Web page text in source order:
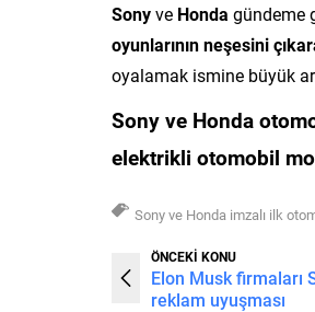
Sonyve Honda gündeme
oyunlarının neşesini
oyalamak ismine büyük
Sony ve Honda
elektrikli otomobil
Sony ve Honda imzalı ilk
ÖNCEKİ KONU
Elon Musk firmaları
reklam uyuşması